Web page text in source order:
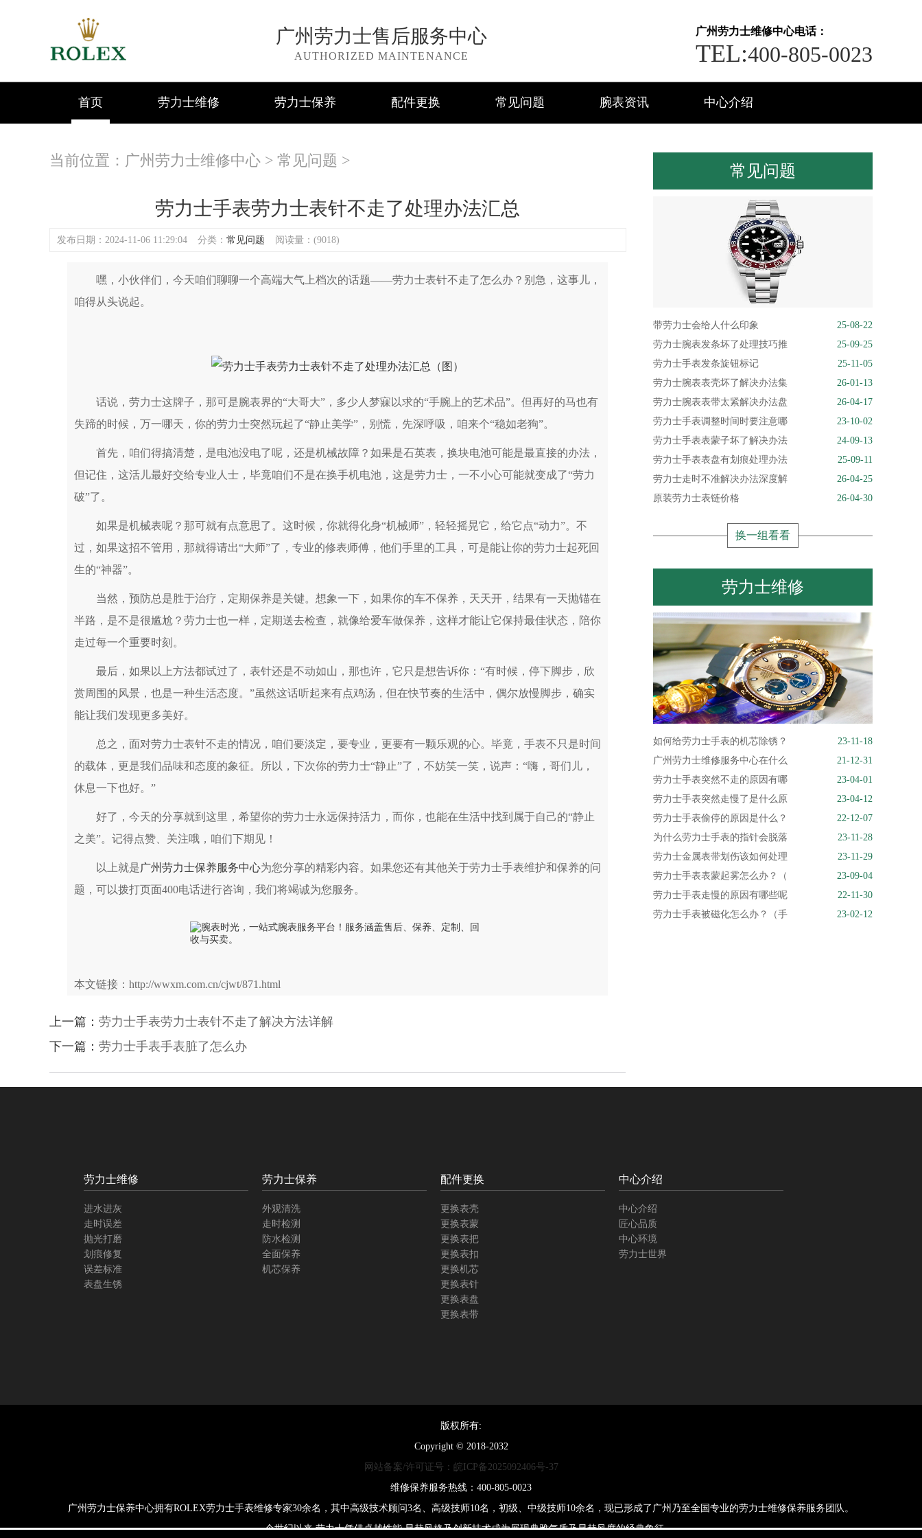
广州劳力士售后服务中心
AUTHORIZED MAINTENANCE
广州劳力士维修中心电话：
TEL:400-805-0023
首页 劳力士维修 劳力士保养 配件更换 常见问题 腕表资讯 中心介绍
当前位置： 广州劳力士维修中心 > 常见问题 >
劳力士手表劳力士表针不走了处理办法汇总
发布日期：2024-11-06 11:29:04 分类： 常见问题 阅读量：(9018)
嘿，小伙伴们，今天咱们聊聊一个高端大气上档次的话题——劳力士表针不走了怎么办？别急，这事儿，
咱得从头说起。
话说，劳力士这牌子，那可是腕表界的“大哥大”，多少人梦寐以求的“手腕上的艺术品”。但再好的马也有
失蹄的时候，万一哪天，你的劳力士突然玩起了“静止美学”，别慌，先深呼吸，咱来个“稳如老狗”。
首先，咱们得搞清楚，是电池没电了呢，还是机械故障？如果是石英表，换块电池可能是最直接的办法，
但记住，这活儿最好交给专业人士，毕竟咱们不是在换手机电池，这是劳力士，一不小心可能就变成了“劳力
破”了。
如果是机械表呢？那可就有点意思了。这时候，你就得化身“机械师”，轻轻摇晃它，给它点“动力”。不
过，如果这招不管用，那就得请出“大师”了，专业的修表师傅，他们手里的工具，可是能让你的劳力士起死回
生的“神器”。
当然，预防总是胜于治疗，定期保养是关键。想象一下，如果你的车不保养，天天开，结果有一天抛锚在
半路，是不是很尴尬？劳力士也一样，定期送去检查，就像给爱车做保养，这样才能让它保持最佳状态，陪你
走过每一个重要时刻。
最后，如果以上方法都试过了，表针还是不动如山，那也许，它只是想告诉你：“有时候，停下脚步，欣
赏周围的风景，也是一种生活态度。”虽然这话听起来有点鸡汤，但在快节奏的生活中，偶尔放慢脚步，确实
能让我们发现更多美好。
总之，面对劳力士表针不走的情况，咱们要淡定，要专业，更要有一颗乐观的心。毕竟，手表不只是时间
的载体，更是我们品味和态度的象征。所以，下次你的劳力士“静止”了，不妨笑一笑，说声：“嗨，哥们儿，
休息一下也好。”
好了，今天的分享就到这里，希望你的劳力士永远保持活力，而你，也能在生活中找到属于自己的“静止
之美”。记得点赞、关注哦，咱们下期见！
以上就是广州劳力士保养服务中心为您分享的精彩内容。如果您还有其他关于劳力士手表维护和保养的问
题，可以拨打页面400电话进行咨询，我们将竭诚为您服务。
本文链接：http://wwxm.com.cn/cjwt/871.html
上一篇： 劳力士手表劳力士表针不走了解决方法详解
下一篇： 劳力士手表手表脏了怎么办
常见问题
带劳力士会给人什么印象
25-08-22
劳力士腕表发条坏了处理技巧推
25-09-25
劳力士手表发条旋钮标记
25-11-05
劳力士腕表表壳坏了解决办法集
26-01-13
劳力士腕表表带太紧解决办法盘
26-04-17
劳力士手表调整时间时要注意哪
23-10-02
劳力士手表表蒙子坏了解决办法
24-09-13
劳力士手表表盘有划痕处理办法
25-09-11
劳力士走时不准解决办法深度解
26-04-25
原装劳力士表链价格
26-04-30
换一组看看
劳力士维修
如何给劳力士手表的机芯除锈？
23-11-18
广州劳力士维修服务中心在什么
21-12-31
劳力士手表突然不走的原因有哪
23-04-01
劳力士手表突然走慢了是什么原
23-04-12
劳力士手表偷停的原因是什么？
22-12-07
为什么劳力士手表的指针会脱落
23-11-28
劳力士金属表带划伤该如何处理
23-11-29
劳力士手表表蒙起雾怎么办？（
23-09-04
劳力士手表走慢的原因有哪些呢
22-11-30
劳力士手表被磁化怎么办？（手
23-02-12
劳力士维修
进水进灰
走时误差
抛光打磨
划痕修复
误差标准
表盘生锈
劳力士保养
外观清洗
走时检测
防水检测
全面保养
机芯保养
配件更换
更换表壳
更换表蒙
更换表把
更换表扣
更换机芯
更换表针
更换表盘
更换表带
中心介绍
中心介绍
匠心品质
中心环境
劳力士世界
版权所有:
Copyright © 2018-2032
网站备案/许可证号：皖ICP备2025092406号-37
维修保养服务热线：400-805-0023
广州劳力士保养中心拥有ROLEX劳力士手表维修专家30余名，其中高级技术顾问3名、高级技师10名，初级、中级技师10余名，现已形成了广州乃至全国专业的劳力士维修保养服务团队。
一个世纪以来,劳力士凭借卓越性能,显赫风格及创新技术成为展现典雅气质及显赫风度的经典象征.